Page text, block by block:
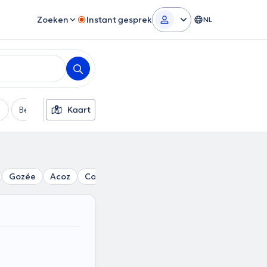
Zoeken Instant gesprek NL
BetaalmethodeKaart
Gozée Acoz Couillet